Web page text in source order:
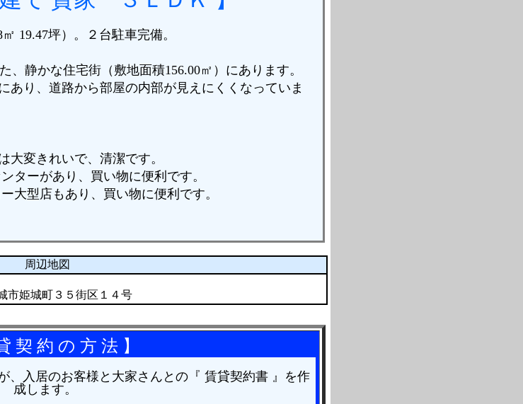
19.47坪）。２台駐車完備。
静かな住宅街（敷地面積156.00㎡）にあります。
り、道路から部屋の内部が見えにくくなっていま
変きれいで、清潔です。
ターがあり、買い物に便利です。
大型店もあり、買い物に便利です。
周辺地図
姫城町３５街区１４号
契 約 の 方 法 】
入居のお客様と大家さんとの『 賃貸契約書 』を作
成します。